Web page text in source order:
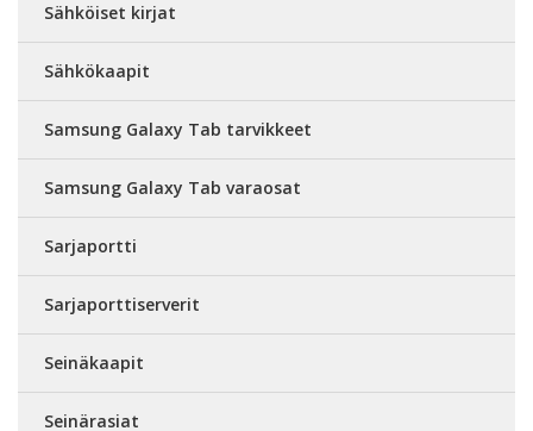
Sähköiset kirjat
Sähkökaapit
Samsung Galaxy Tab tarvikkeet
Samsung Galaxy Tab varaosat
Sarjaportti
Sarjaporttiserverit
Seinäkaapit
Seinärasiat